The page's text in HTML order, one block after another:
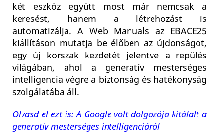
két eszköz együtt most már nemcsak a
keresést, hanem a létrehozást is
automatizálja. A Web Manuals az EBACE25
kiállításon mutatja be élőben az újdonságot,
egy új korszak kezdetét jelentve a repülés
világában, ahol a generatív mesterséges
intelligencia végre a biztonság és hatékonyság
szolgálatába áll.
Olvasd el ezt is: A Google volt dolgozója kitálalt a
generatív mesterséges intelligenciáról